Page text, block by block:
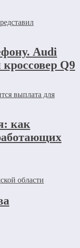
Audi
Q9
как